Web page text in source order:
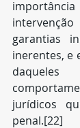
garantias
inerentes, e
jurídicos
penal.[22]